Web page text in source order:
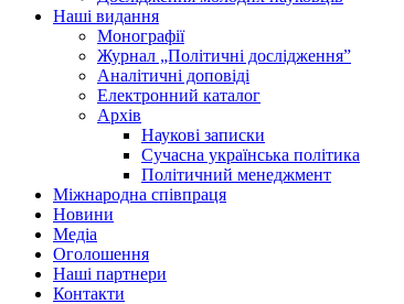
Наші видання
Монографії
Журнал „Політичні дослідження”
Аналітичні доповіді
Електронний каталог
Архів
Наукові записки
Сучасна українська політика
Політичний менеджмент
Міжнародна співпраця
Новини
Медіa
Оголошення
Наші партнери
Контакти